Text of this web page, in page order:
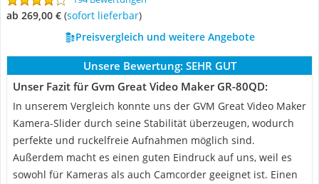
ab 269,00 € ( Sofort lieferbar)
Preisvergleich und weitere Angebote
Unsere Bewertung: SEHR GUT
Unser Fazit für Gvm Great Video Maker GR-80QD:
In unserem Vergleich konnte uns der GVM Great Video Maker
Kamera-Slider durch seine Stabilität überzeugen, wodurch
perfekte und ruckelfreie Aufnahmen möglich sind.
Außerdem macht es einen guten Eindruck auf uns, weil es
sowohl für Kameras als auch Camcorder geeignet ist. Einen